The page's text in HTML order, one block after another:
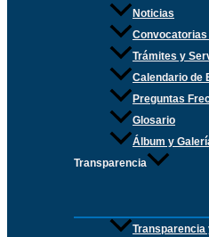
Noticias
Trámites y
Calendario de
Preguntas
Glosario
Álbum y
Transparencia